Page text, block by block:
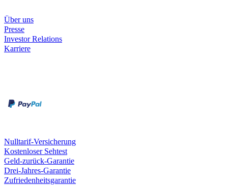
Über uns
Presse
Investor Relations
Karriere
Nulltarif-Versicherung
Kostenloser Sehtest
Geld-zurück-Garantie
Drei-Jahres-Garantie
Zufriedenheitsgarantie